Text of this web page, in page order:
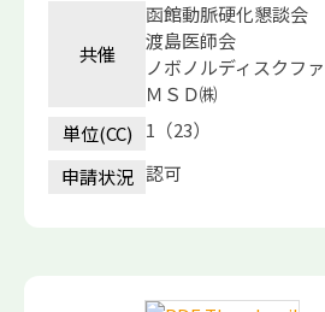
共催
函館動脈硬化懇談会
渡島医師会
ノボノルディスクフ
ＭＳＤ㈱
単位(CC)
1（23）
申請状況 認可